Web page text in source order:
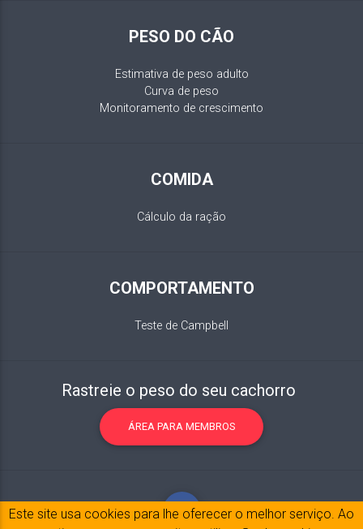
PESO DO CÃO
Estimativa de peso adulto
Curva de peso
Monitoramento de crescimento
COMIDA
Cálculo da ração
COMPORTAMENTO
Teste de Campbell
Rastreie o peso do seu cachorro
ÁREA PARA MEMBROS
Este site usa cookies para lhe oferecer o melhor serviço. Ao